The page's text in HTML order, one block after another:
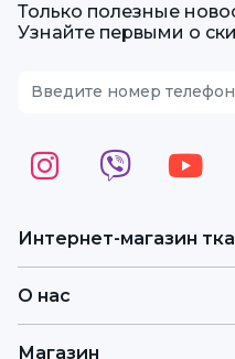
Интернет-магазин
О нас
Магазин
Только полезные
Узнайте первыми о